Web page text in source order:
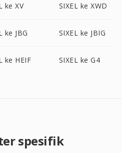
ke XV SIXEL ke XWD
ke JBG SIXEL ke JBIG
ke HEIF SIXEL ke G4
spesifik